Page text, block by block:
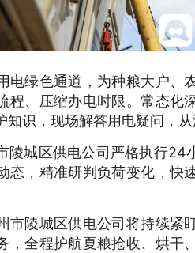
电绿色通道，为种粮大户
程、压缩办电时限。常态化
知识，现场解答用电疑问，
陵城区供电公司严格执行
态，精准研判负荷变化，快
市陵城区供电公司将持续紧
，全程护航夏粮抢收、烘干